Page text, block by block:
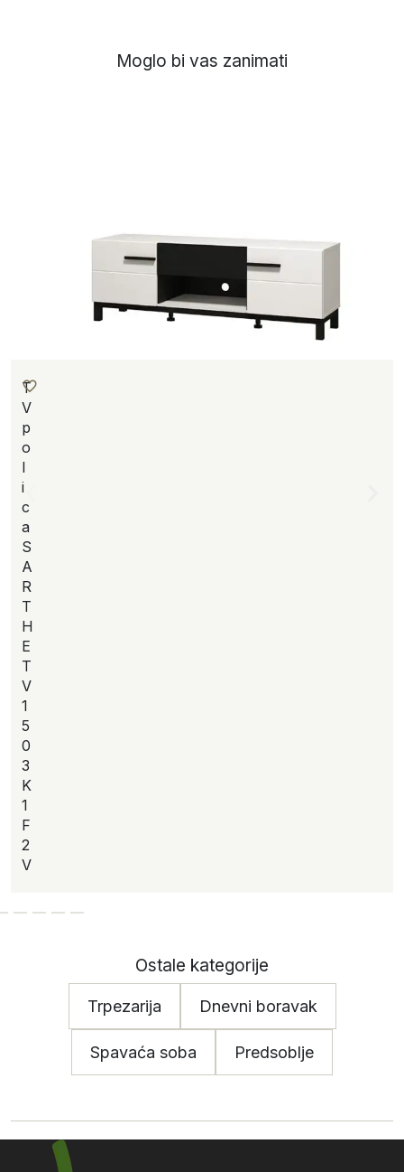
Moglo bi vas zanimati
T
V
p
o
l
i
c
a
S
A
R
T
H
E
T
V
1
5
0
3
K
1
F
2
V
Ostale kategorije
Trpezarija Dnevni boravak
Spavaća soba Predsoblje